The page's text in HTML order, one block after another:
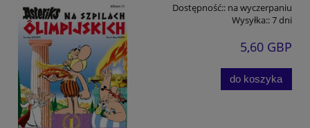
Dostępność:: na wyczerpaniu
Wysyłka::7 dni
5,60 GBP
do koszyka